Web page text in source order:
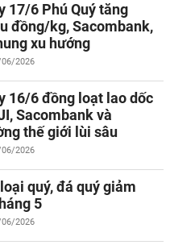
17/6 Phú Quý tăng
đồng/kg, Sacombank,
xu hướng
2026
16/6 đồng loạt lao dốc
Sacombank và
thế giới lùi sâu
2026
quý, đá quý giảm
5
2026